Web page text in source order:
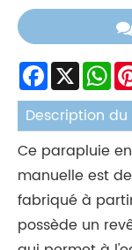
Facebook
X
Description
Ce parapluie
manuelle est
fabriqué à
possède un